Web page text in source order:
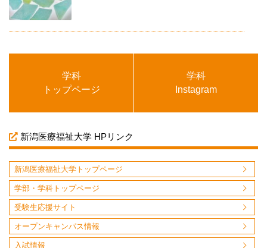
学科
トップページ
学科
Instagram
新潟医療福祉大学 HPリンク
新潟医療福祉大学トップページ
学部・学科トップページ
受験生応援サイト
オープンキャンパス情報
入試情報